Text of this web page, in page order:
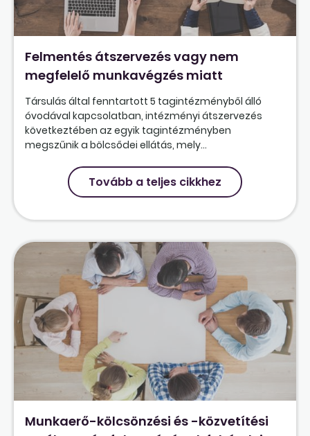
Felmentés átszervezés vagy nem
megfelelő munkavégzés miatt
Társulás által fenntartott 5 tagintézményből álló
óvodával kapcsolatban, intézményi átszervezés
következtében az egyik tagintézményben
megszűnik a bölcsődei ellátás, mely...
Tovább a teljes cikkhez
Munkaerő-kölcsönzési és -közvetítési